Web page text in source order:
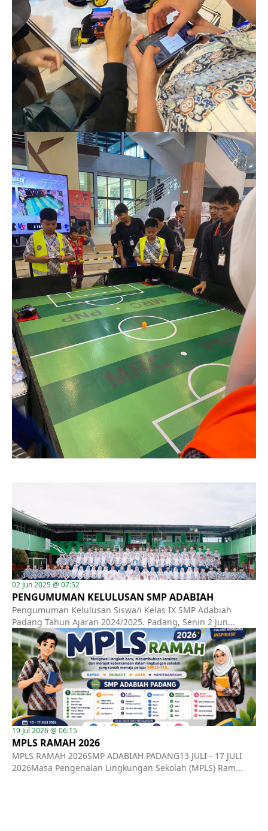
02 Jun 2025 @ 07:52
PENGUMUMAN KELULUSAN SMP ADABIAH
Pengumuman Kelulusan Siswa/i Kelas IX SMP Adabiah
Padang Tahun Ajaran 2024/2025. Padang, Senin 2 Jun...
19 Jul 2026 @ 06:15
MPLS RAMAH 2026
MPLS RAMAH 2026SMP ADABIAH PADANG13 JULI - 17 JULI
2026Masa Pengenalan Lingkungan Sekolah (MPLS) Ram...